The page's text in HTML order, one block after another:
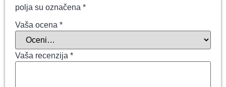
polja su označena *
Vaša ocena *
Vaša recenzija *